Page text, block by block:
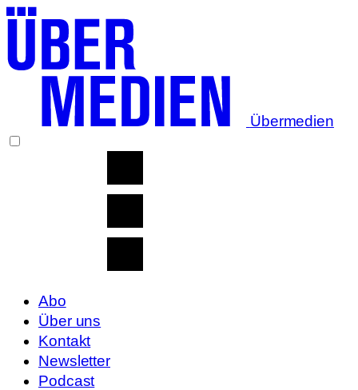
Übermedien
Abo
Über uns
Kontakt
Newsletter
Podcast